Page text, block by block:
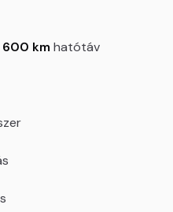
600 km hatótáv